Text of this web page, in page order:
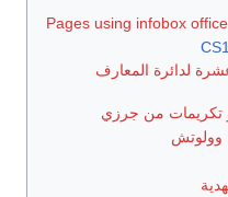
Pages using infobox
لدائرة المعارف
تكريمات من جرزي
وولوتش